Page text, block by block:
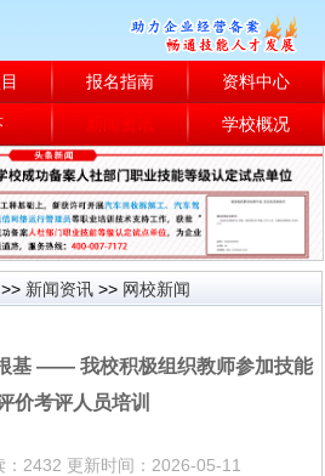
报名指南 资料中心
新闻资讯 学校概况
>> 新闻资讯 >> 网校新闻
基 —— 我校积极组织教师参加技能
价考评人员培训
：2432 更新时间：2026-05-11